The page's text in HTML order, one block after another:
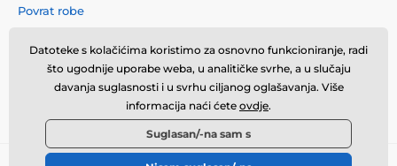
Povrat robe
Načela o korištenju kolačića
Kontaktne informacije
Informacije o obradi osobnih
Datoteke s kolačićima koristimo za osnovno funkcioniranje, radi
što ugodnije uporabe weba, u analitičke svrhe, a u slučaju
davanja suglasnosti i u svrhu ciljanog oglašavanja. Više
informacija naći ćete ovdje.
Suglasan/-na sam s